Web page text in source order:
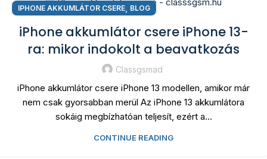
IPHONE AKKUMLÁTOR CSERE, BLOG
iPhone akkumlátor csere iPhone 13-
ra: mikor indokolt a beavatkozás
Classgsmad
iPhone akkumlátor csere iPhone 13 modellen, amikor már
nem csak gyorsabban merül Az iPhone 13 akkumlátora
sokáig megbízhatóan teljesít, ezért a...
CONTINUE READING